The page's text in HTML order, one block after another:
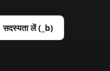
सदस्यता लें (_b)